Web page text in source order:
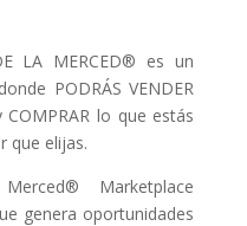
LA MERCED® es un
PODRÁS VENDER
lo que estás
que elijas.
Marketplace
genera oportunidades